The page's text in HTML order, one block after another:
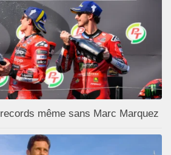
même sans Marc Marquez